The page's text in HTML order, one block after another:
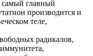
самый главный
производится и
теле,
радикалов,